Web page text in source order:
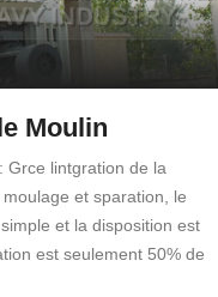
Moulin
Grce lintgration de la
et sparation, le
et la disposition est
est seulement 50% de